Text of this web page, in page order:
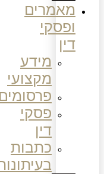
מאמרים
ופסקי
דין
מידע
מקצועי
פרסומים
פסקי
דין
כתבות
בעיתונות